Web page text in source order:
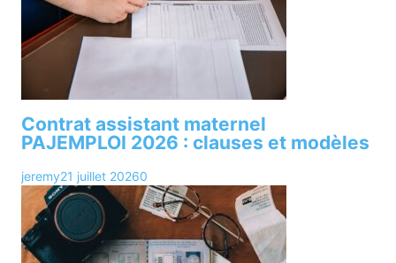
Contrat assistant maternel
PAJEMPLOI 2026 : clauses et modèles
jeremy21 juillet 20260